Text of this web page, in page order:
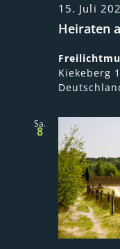
15. Juli
Heiraten
Kiekeberg
Sa.
8